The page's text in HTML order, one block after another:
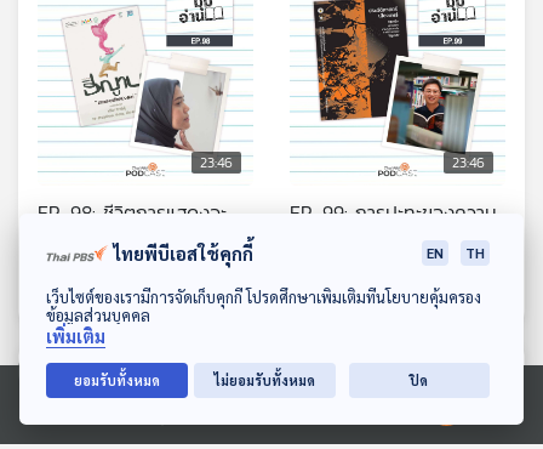
ดาวน์โหลด Thai PBS Podcast Application
Ⓒ 2020 องค์การกระจายเสียงและแพร่ภาพสาธารณะแห่งประเทศไทย
23:46
EP. 98: ชีวิตการแสดงจะ
เป็นอย่างไร เมื่อฟารีดา
ตัดสินใจคลุมผม
23:46
EP. 99: การปะทะของความ
ทรงจำ ในประวัติศาสตร์
ตอนที่เกี่ยวข้อง
ไทยพีบีเอสใช้คุกกี้ EN TH
เว็บไซต์ของเรามีการจัดเก็บคุกกี้ โปรดศึกษาเพิ่มเติมที่นโยบายคุ้มครอง
ข้อมูลส่วนบุคคล
เพิ่มเติม
ยอมรับทั้งหมด ไม่ยอมรับทั้งหมด ปิด